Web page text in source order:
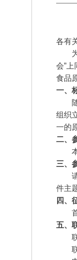
各有
会”
食品
一、
组织
一的
二、
三、
件主
四、
五、